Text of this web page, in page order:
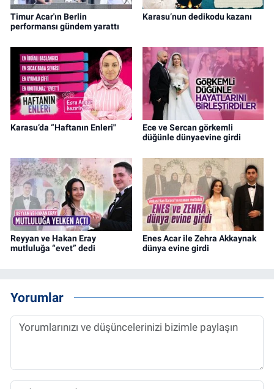
Timur Acar'ın Berlin
performansı gündem yarattı
Karasu’nun dedikodu kazanı
Karasu’da “Haftanın Enleri"
Ece ve Sercan görkemli
düğünle dünyaevine girdi
Reyyan ve Hakan Eray
mutluluğa “evet” dedi
Enes Acar ile Zehra Akkaynak
dünya evine girdi
Yorumlar